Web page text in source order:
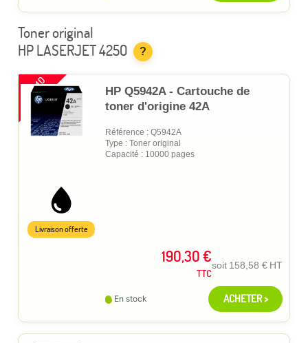
Toner original
HP LASERJET 4250
?
PROMO
HP Q5942A - Cartouche de
toner d'origine 42A
Référence : Q5942A
Type : Toner original
Capacité : 10000 pages
190,30 €
TTC
soit 158,58 € HT
Livraison offerte
En stock ACHETER >